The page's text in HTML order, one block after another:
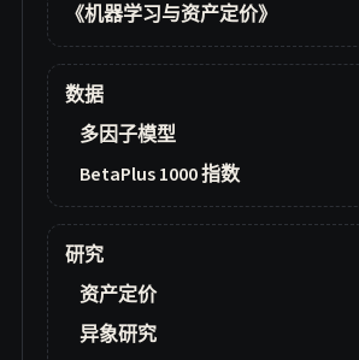
《机器学习与资产定价》
数据
多因子模型
BetaPlus 1000 指数
研究
资产定价
异象研究